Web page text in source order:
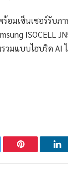
อมเซ็นเซอร์รับภ
ISOCELL
มแบบไฮบริด AI
Pinterest